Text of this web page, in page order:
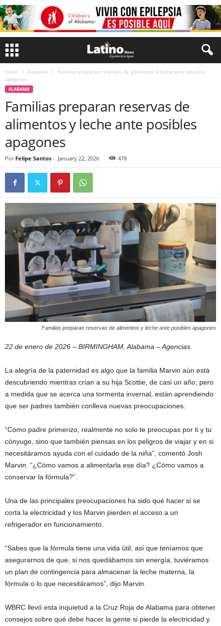
Inicio Alabama
Familias preparan reservas de alimentos y leche ante posibles
apagones
ALABAMA
Familias preparan reservas de
alimentos y leche ante posibles
apagones
Por Felipe Santos - January 22, 2026 478
Familias preparan reservas de alimentos y leche ante posibles apagones
22 de enero de 2026 – BIRMINGHAM, Alabama – Agencias.
La alegría de la paternidad es algo que la familia Marvin aún está
descubriendo mientras crían a su hija Scottie, de casi un año; pero
a medida que se acerca una tormenta invernal, están aprendiendo
que ser padres también conlleva nuevas preocupaciones.
“Como padre primerizo, realmente no solo te preocupas por ti y tu
cónyuge, sino que también piensas en los peligros de viajar y en si
necesitáramos ayuda con el cuidado de la niña”, comentó Josh
Marvin. “¿Cómo vamos a alimentarla ese día? ¿Cómo vamos a
conservar la fórmula?”.
Una de las principales preocupaciones ha sido qué hacer si se
corta la electricidad y los Marvin pierden el acceso a un
refrigerador en funcionamiento.
“Sabes que la fórmula tiene una vida útil, así que teníamos que
asegurarnos de que, si nos quedábamos sin energía, tuviéramos
un plan de contingencia para almacenar la leche materna, la
fórmula o lo que necesitáramos”, dijo Marvin.
WBRC llevó esta inquietud a la Cruz Roja de Alabama para obtener
consejos sobre qué debe hacer la gente si pierde la electricidad y